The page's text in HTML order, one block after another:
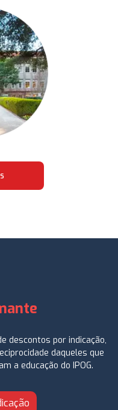
descontos por indicação,
daqueles que
a educação do IPOG.